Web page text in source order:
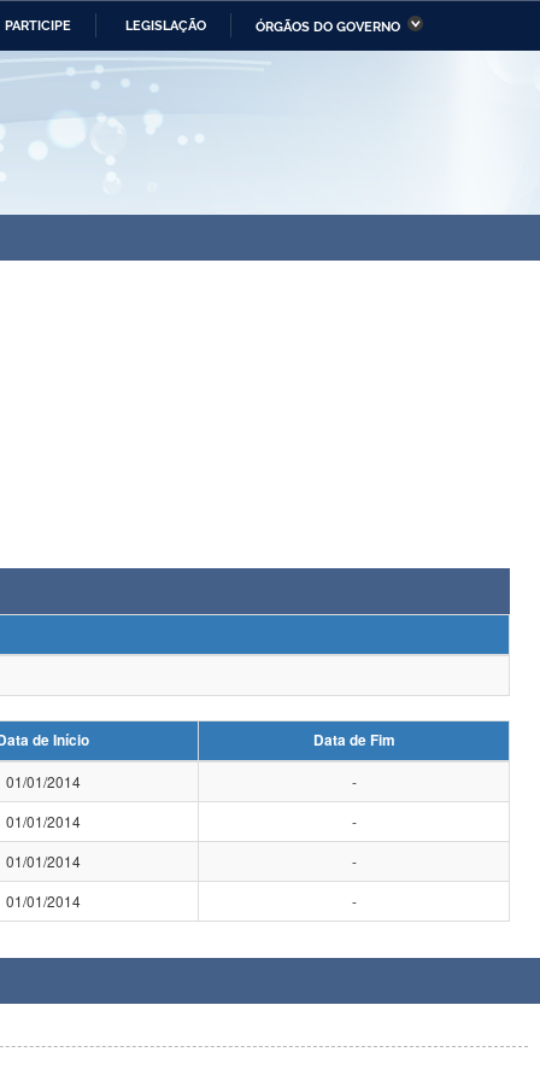
PARTICIPE LEGISLAÇÃO ÓRGÃOS DO GOVERNO
da Economia Ministério da Infraestrutura
de Início
Data de Fim
01/01/2014
-
01/01/2014
-
01/01/2014
-
01/01/2014 -